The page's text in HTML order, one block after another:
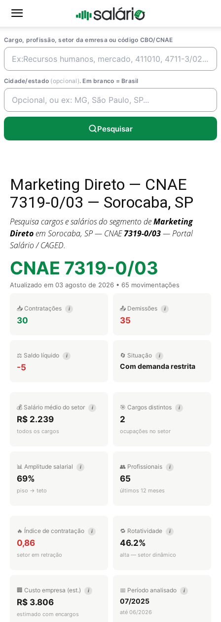
Cargo, profissão, setor da emresa ou código CBO/CNAE
Cidade/estado (opcional). Em branco = Brasil
Pesquisar
Marketing Direto — CNAE
7319-0/03 — Sorocaba, SP
Pesquisa cargos e salários do segmento deMarketing
Diretoem Sorocaba, SP — CNAE7319-0/03— Portal
Salário / CAGED.
CNAE 7319-0/03
Atualizado em 03 agosto de 2026 • 65 movimentações
📥 Contratações i
30
📤 Demissões i
35
⚖️ Saldo líquido i
-5
🔄 Situação i
Com demanda restrita
💰 Salário médio do setor i
R$ 2.239
todos os cargos
🎯 Cargos distintos i
2
ocupações no setor
📊 Amplitude salarial i
69%
piso → teto
👥 Profissionais i
65
últimos 12 meses
🔥 Índice de contratação i
0,86
setor em retração
🔁 Rotatividade i
46.2%
alta — setor dinâmico
🏢 Custo empresa (est.) i
R$ 3.806
estimado com encargos
📅 Período analisado i
07/2025
até 06/2026